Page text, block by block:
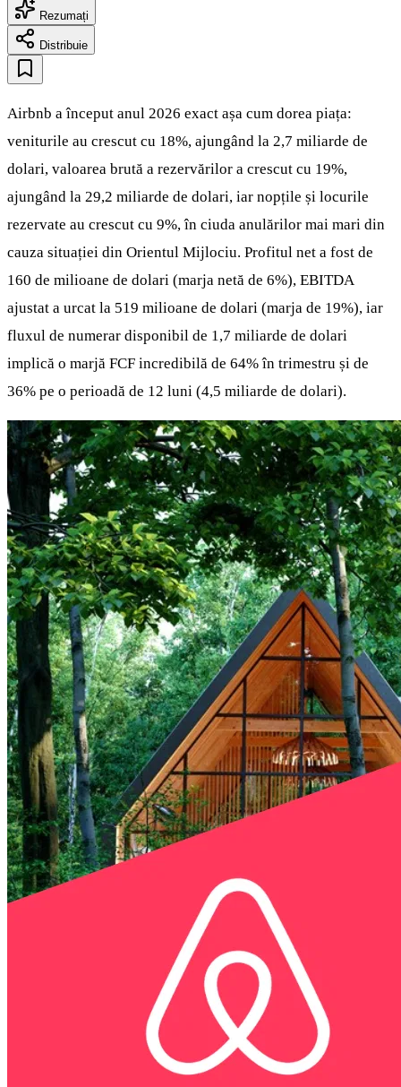
Rezumați
Distribuie
Airbnb a început anul 2026 exact așa cum dorea piața:
veniturile au crescut cu 18%, ajungând la 2,7 miliarde de
dolari, valoarea brută a rezervărilor a crescut cu 19%,
ajungând la 29,2 miliarde de dolari, iar nopțile și locurile
rezervate au crescut cu 9%, în ciuda anulărilor mai mari din
cauza situației din Orientul Mijlociu. Profitul net a fost de
160 de milioane de dolari (marja netă de 6%), EBITDA
ajustat a urcat la 519 milioane de dolari (marja de 19%), iar
fluxul de numerar disponibil de 1,7 miliarde de dolari
implică o marjă FCF incredibilă de 64% în trimestru și de
36% pe o perioadă de 12 luni (4,5 miliarde de dolari).